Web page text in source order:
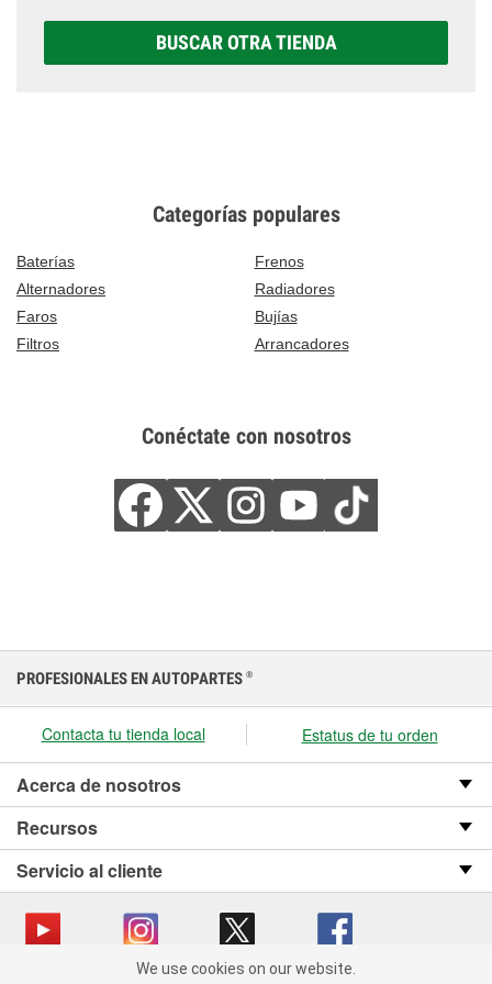
BUSCAR OTRA TIENDA
Categorías populares
Baterías
Frenos
Alternadores
Radiadores
Faros
Bujías
Filtros
Arrancadores
Conéctate con nosotros
We use cookies on our website. By clicking "Accept", you consent
PROFESIONALES EN AUTOPARTES ®
Contacta tu tienda local Estatus de tu orden
Acerca de nosotros
Recursos
Servicio al cliente
We use cookies on our website.